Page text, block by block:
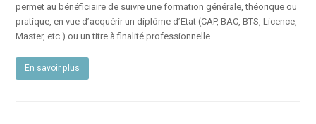
permet au bénéficiaire de suivre une formation générale, théorique ou
pratique, en vue d’acquérir un diplôme d’Etat (CAP, BAC, BTS, Licence,
Master, etc.) ou un titre à finalité professionnelle…
En savoir plus